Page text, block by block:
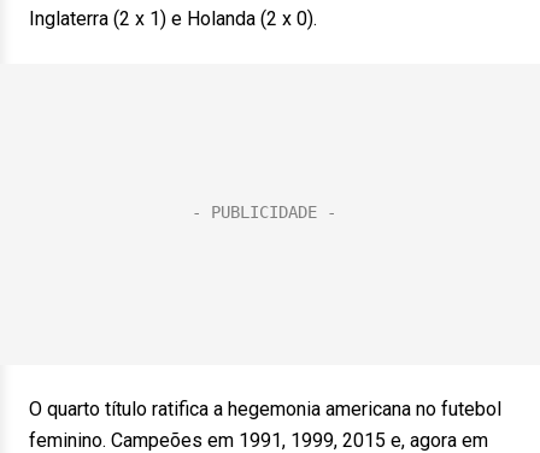
Inglaterra (2 x 1) e Holanda (2 x 0).
O quarto título ratifica a hegemonia americana no futebol
feminino. Campeões em 1991, 1999, 2015 e, agora em